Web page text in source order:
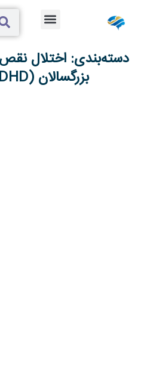
دسته‌بندی: اختلال
بزرگسالان (Adult ADHD)